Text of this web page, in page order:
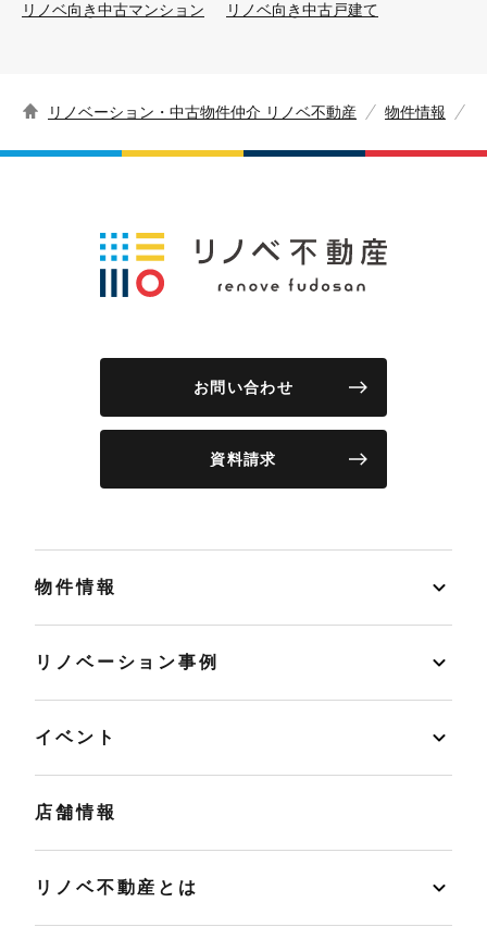
リノベ向き中古マンション リノベ向き中古戸建て
リノベーション・中古物件仲介 リノベ不動産 物件情報
お問い合わせ
資料請求
物件情報
リノベーション事例
イベント
店舗情報
リノベ不動産とは